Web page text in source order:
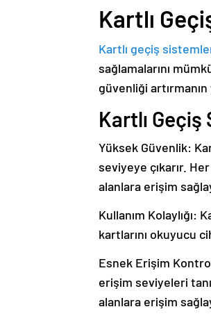
Kartlı
Kartlı geçiş
sağlamalarını
güvenliği artırmanın
Kartlı
Yüksek Güvenlik:
seviyeye çıkarır.
alanlara erişim
Kullanım Kolaylığı:
kartlarını okuyucu
Esnek Erişim
erişim seviyeleri
alanlara erişim